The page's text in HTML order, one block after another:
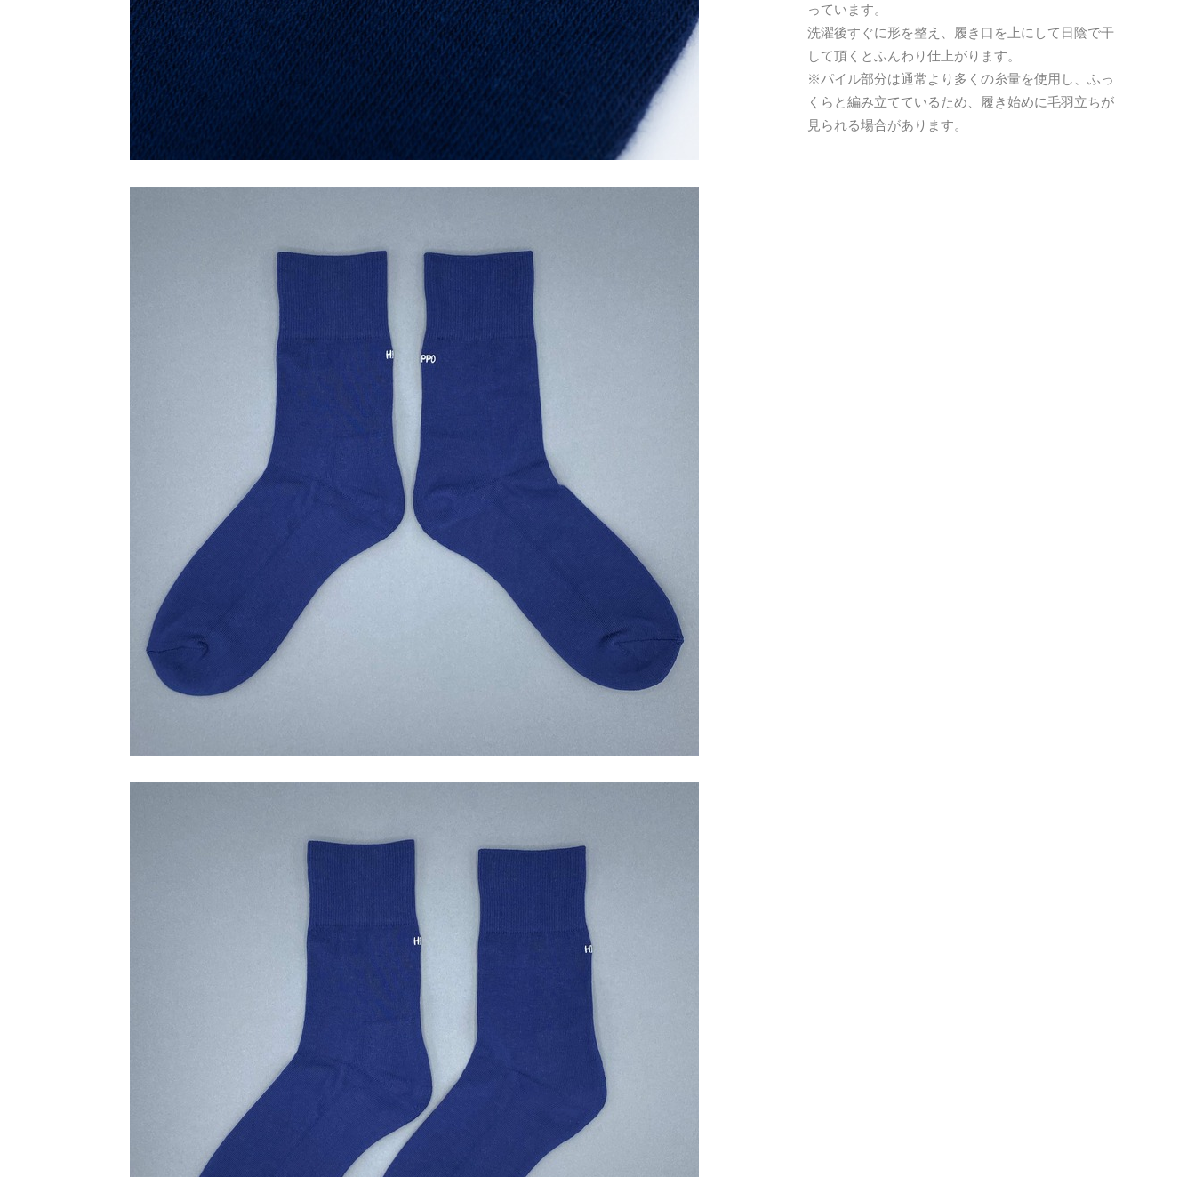
っています。
洗濯後すぐに形を整え、履き口を上にして日陰で干
して頂くとふんわり仕上がります。
※パイル部分は通常より多くの糸量を使用し、ふっ
くらと編み立てているため、履き始めに毛羽立ちが
見られる場合があります。